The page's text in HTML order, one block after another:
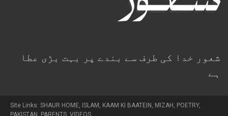
شعور خدا کی طرف سے بندے پر بہت بڑی عطا
ہے
Site Links: SHAUR HOME ISLAM KAAM KI BAATEIN MIZAH POETRY,
PAKISTAN PARENTS VIDEOS